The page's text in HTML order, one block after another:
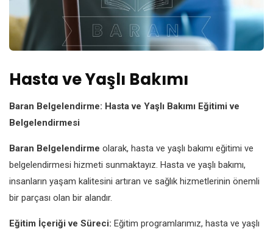
Hasta ve Yaşlı Bakımı
Baran Belgelendirme: Hasta ve Yaşlı Bakımı Eğitimi ve
Belgelendirmesi
Baran Belgelendirme olarak, hasta ve yaşlı bakımı eğitimi ve
belgelendirmesi hizmeti sunmaktayız. Hasta ve yaşlı bakımı,
insanların yaşam kalitesini artıran ve sağlık hizmetlerinin önemli
bir parçası olan bir alandır.
Eğitim İçeriği ve Süreci: Eğitim programlarımız, hasta ve yaşlı